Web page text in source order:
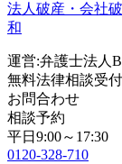
法人破産・会社
和
運営:弁護士法人
無料法律相談受
お問合わせ
相談予約
平日9:00～17:30
0120-328-710